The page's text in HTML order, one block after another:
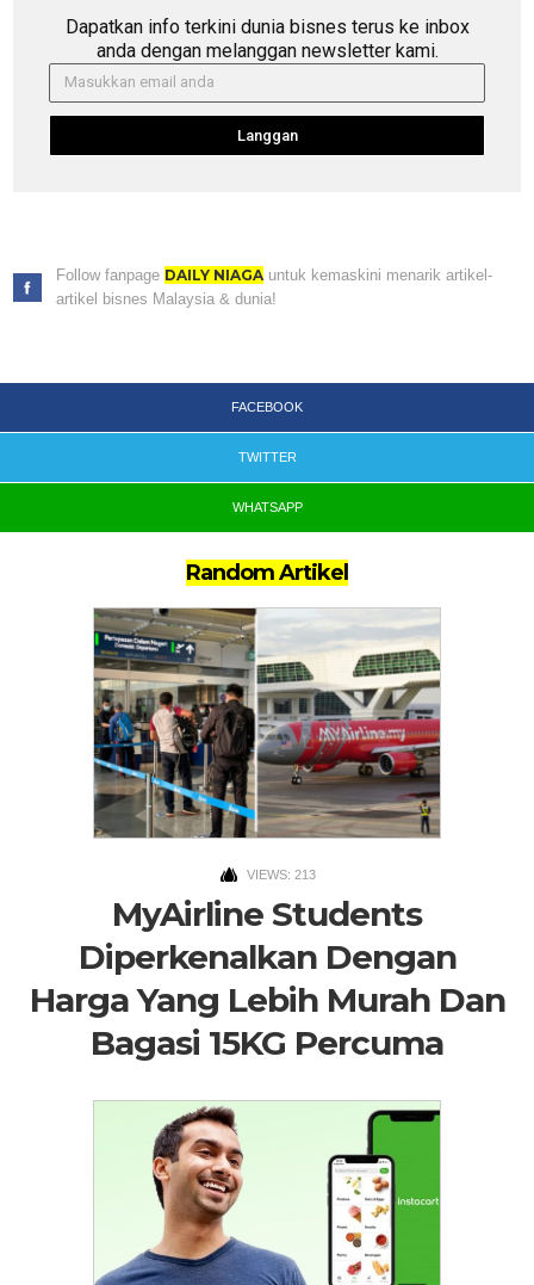
Dapatkan info terkini dunia bisnes terus ke inbox
anda dengan melanggan newsletter kami.
Langgan
Follow fanpage DAILY NIAGA untuk kemaskini menarik artikel-
artikel bisnes Malaysia & dunia!
FACEBOOK
TWITTER
WHATSAPP
Random Artikel
VIEWS: 213
MyAirline Students
Diperkenalkan Dengan
Harga Yang Lebih Murah Dan
Bagasi 15KG Percuma